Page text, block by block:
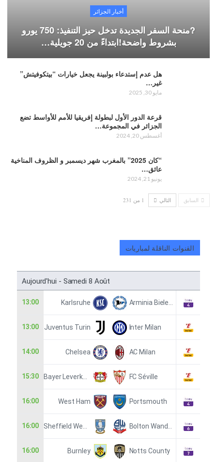
أخبار الجزائر
?منحة السفر الجديدة تدخل حيز التنفيذ: 750 يورو
بشروط واضحة!ابتداءً من 20 جويلية…
هل عدم إستدعاء بولبينة يجعل خيارات “بيتكوفيتش”
غير…
مايو 30, 2025
قرعة الدور الأول لبطولة إفريقيا للأمم للأواسط تضع
الجزائر في المجموعة…
أغسطس 20, 2024
“كان 2025” بالمغرب شهر ديسمبر و الظروف المناخية
عائق…
يونيو 21, 2024
السابق التالي 1 من 231
القنوات الناقلة لمباريات